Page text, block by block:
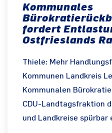
Kommunales
fordert
Ostfrieslands
Thiele: Mehr
Kommunen Landkreis
Kommunalen
CDU-Landtagsfraktion
und Landkreise spürbar